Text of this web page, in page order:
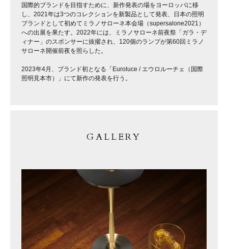
国際的ブランドを目指すために、新作発表の場をヨーロッパに移
し、2021年は3つのコレクションを新製品として発表、日本の照明
ブランドとして初めてミラノサローネ本会場（supersalone2021）
への出展を果たす。2022年には、ミラノサローネ前夜祭「ガラ・デ
ィナー」のスポンサーに抜擢され、120個のランプが第60回ミラノ
サローネ開催前夜を照らした。
2023年4月、ブランド初となる「Euroluce / エウロルーチェ（国際
照明見本市）」にて新作の発表を行う。
GALLERY